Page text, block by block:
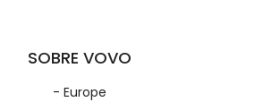
SOBRE VOVO
- Europe